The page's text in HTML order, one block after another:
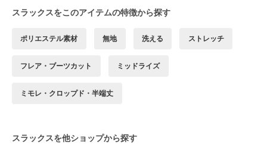
スラックスをこのアイテムの特徴から探す
ポリエステル素材 無地 洗える ストレッチ
フレア・ブーツカット ミッドライズ
ミモレ・クロップド・半端丈
スラックスを他ショップから探す